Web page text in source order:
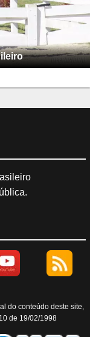
do conteúdo deste site,
de 19/02/1998